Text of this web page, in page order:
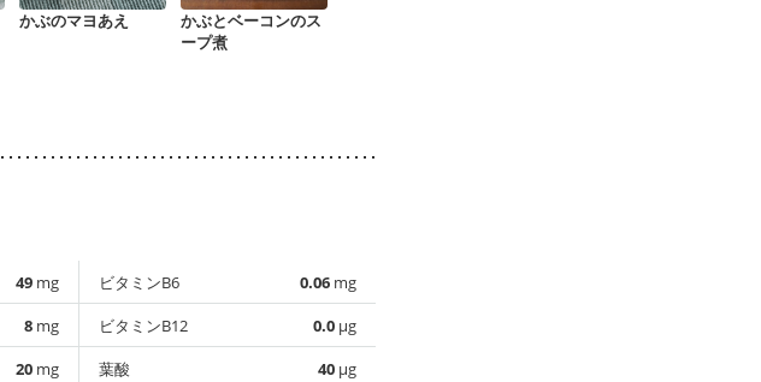
かぶのマヨあえ
かぶとベーコンのス
ープ煮
49 mg
8 mg
20 mg
ビタミンB6 0.06 mg
ビタミンB12
0.0 µg
葉酸
40 µg